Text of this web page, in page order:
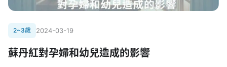
2~3歲 2024-03-19
蘇丹紅對孕婦和幼兒造成的影響